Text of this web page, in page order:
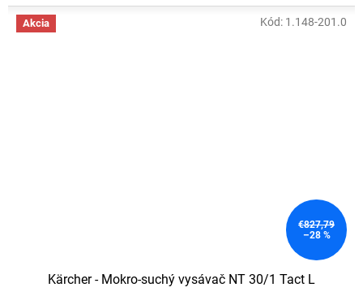
Akcia
€827,79
–28 %
Kärcher - Mokro-suchý vysávač NT 30/1 Tact L
Kód: 1.148-201.0